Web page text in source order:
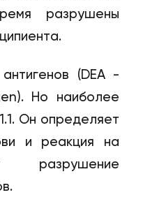
разрушены
(DEA -
Но наиболее
Он определяет
и реакция на
разрушение